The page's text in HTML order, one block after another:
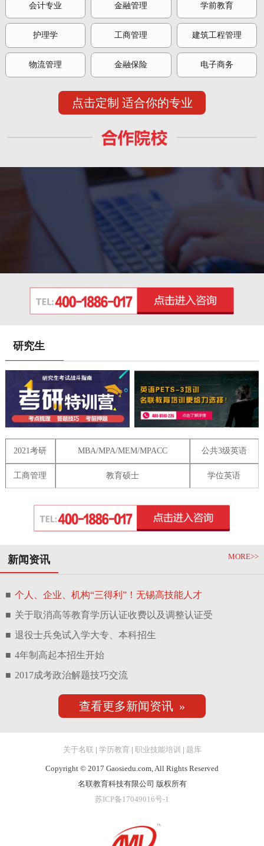
会计专业 金融管理 学前教育
护理学 工商管理 建筑工程管理
物流管理 金融保险 电子商务
点击定制 适合你的专业
研究生
2021考研 MBA/MPA/MEM/MPACC 公共3级英语
工商管理 教育硕士 学位英语
新闻资讯 MORE>>
■ 个人、企业、机构“三得利”！无锡高技能人才
■ 关于取消高等教育学历认证收费以及调整认证受
■ 退役士兵免试入学大专、本科招生
■ 4年制高起本招生开始
■ 2017成考政治解题技巧交流
查看更多新闻资讯 »
关于名联 | 学历教育| 职业技能培训 | 题库
Copyright © 2017 Gaosiedu.com, All Rights Reserved
名联教育科技有限公司 版权所有
苏ICP备17049016号-1